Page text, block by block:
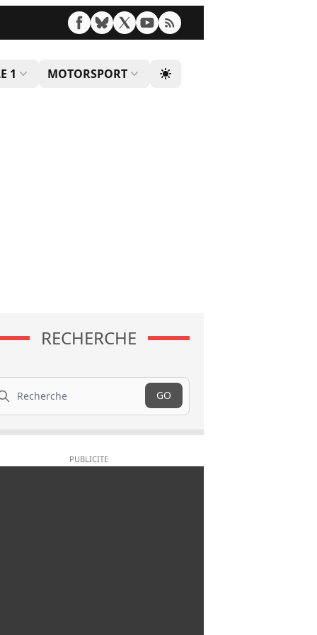
1 MOTORSPORT
RECHERCHE
GO